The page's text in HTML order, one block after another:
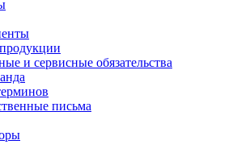
и сервисные обязательства
письма